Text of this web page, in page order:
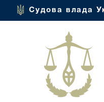
Судова влада